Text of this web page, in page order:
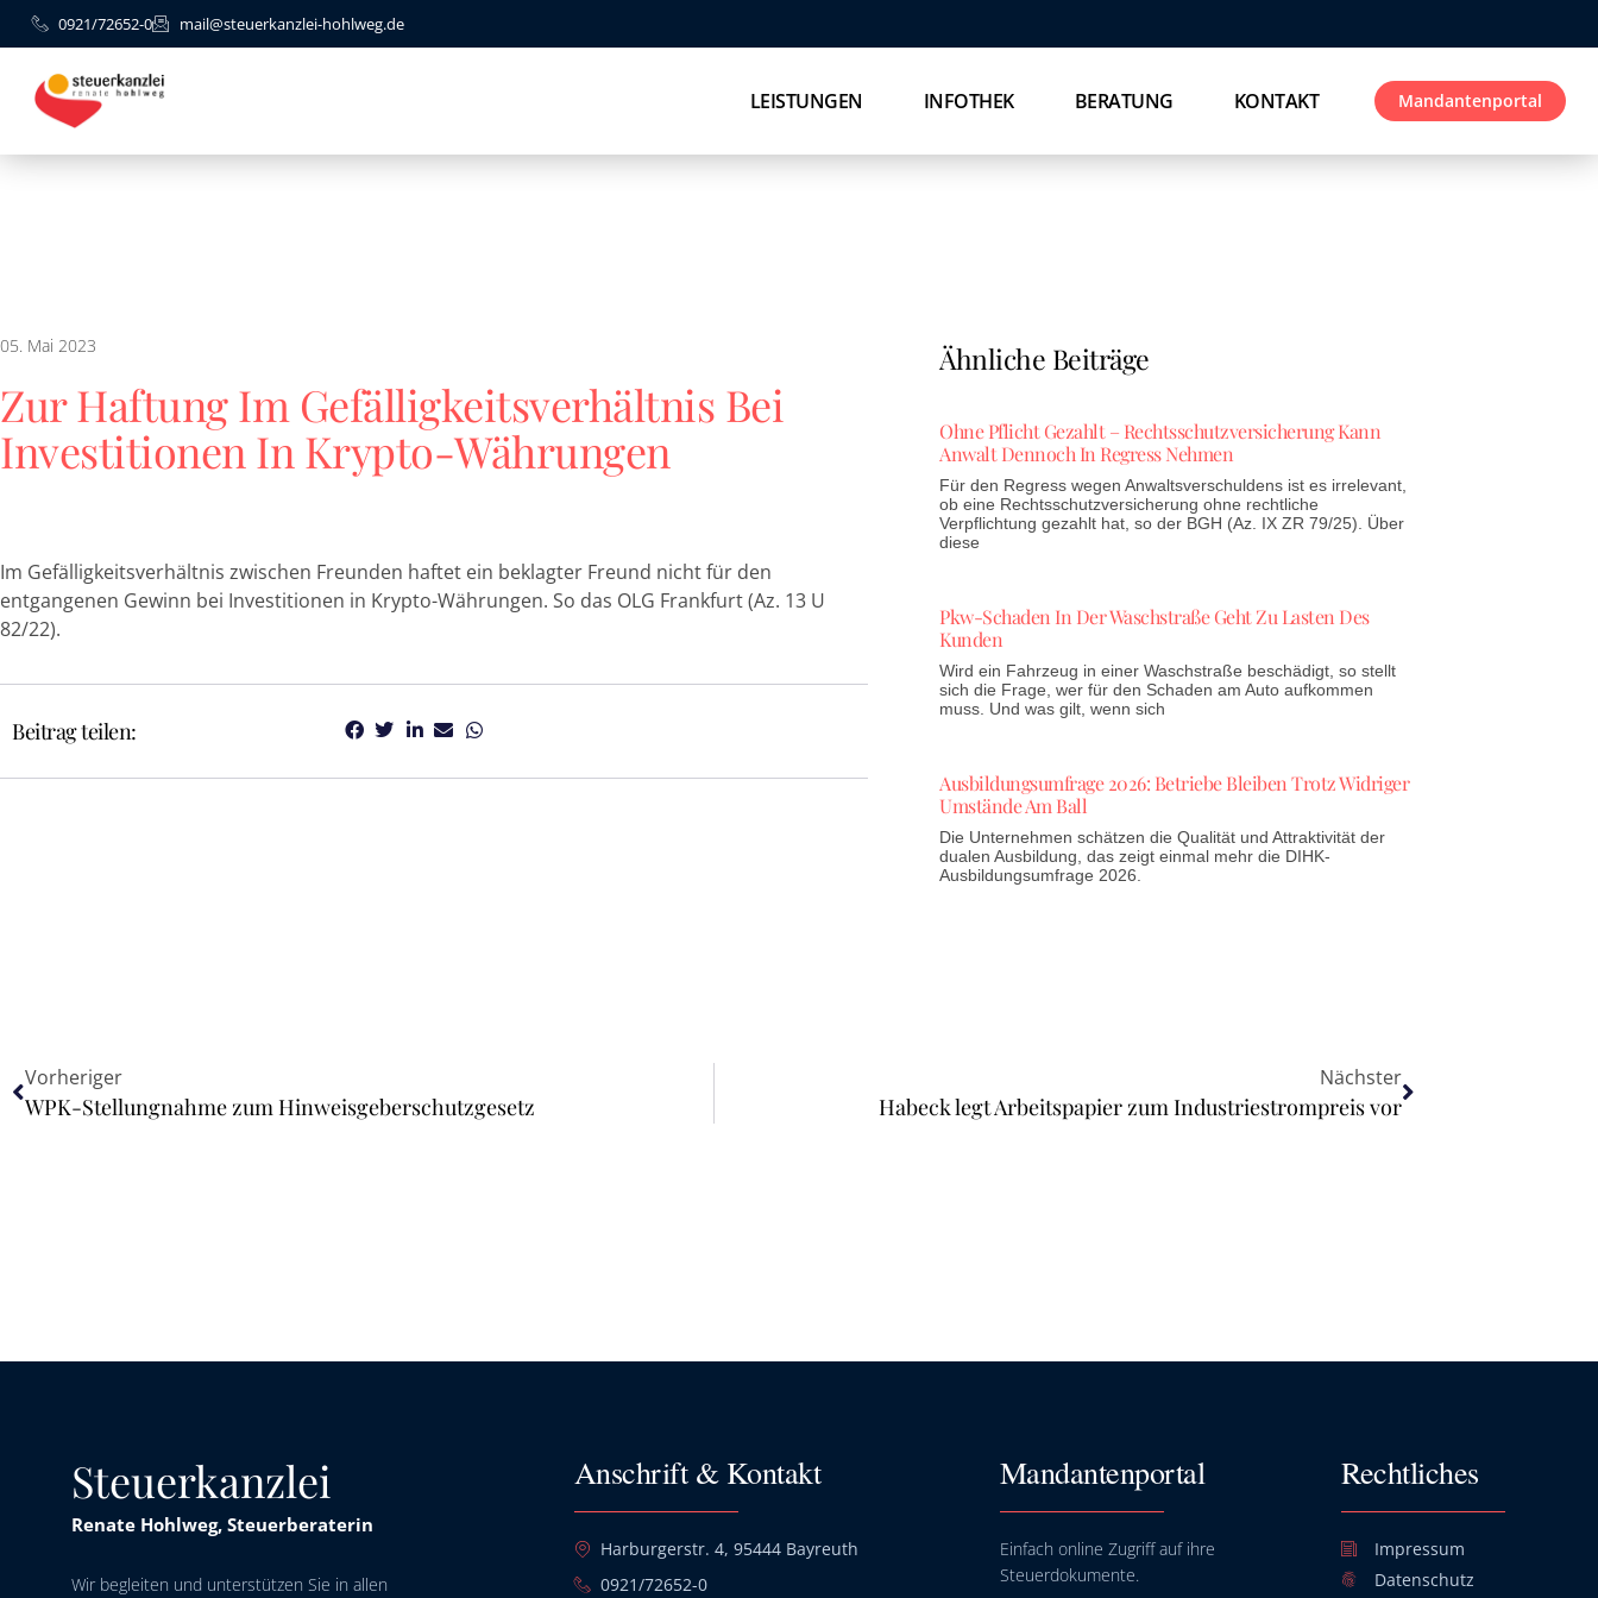
0921/72652-0 mail@steuerkanzlei-hohlweg.de
LEISTUNGEN INFOTHEK BERATUNG KONTAKT Mandantenportal
05. Mai 2023
Zur Haftung Im Gefälligkeitsverhältnis Bei
Investitionen In Krypto-Währungen
Im Gefälligkeitsverhältnis zwischen Freunden haftet ein beklagter Freund nicht für den
entgangenen Gewinn bei Investitionen in Krypto-Währungen. So das OLG Frankfurt (Az. 13 U
82/22).
Beitrag teilen:
Ähnliche Beiträge
Ohne Pflicht Gezahlt – Rechtsschutzversicherung Kann
Anwalt Dennoch In Regress Nehmen
Für den Regress wegen Anwaltsverschuldens ist es irrelevant,
ob eine Rechtsschutzversicherung ohne rechtliche
Verpflichtung gezahlt hat, so der BGH (Az. IX ZR 79/25). Über
diese
Pkw-Schaden In Der Waschstraße Geht Zu Lasten Des
Kunden
Wird ein Fahrzeug in einer Waschstraße beschädigt, so stellt
sich die Frage, wer für den Schaden am Auto aufkommen
muss. Und was gilt, wenn sich
Ausbildungsumfrage 2026: Betriebe Bleiben Trotz Widriger
Umstände Am Ball
Die Unternehmen schätzen die Qualität und Attraktivität der
dualen Ausbildung, das zeigt einmal mehr die DIHK-
Ausbildungsumfrage 2026.
Vorheriger
WPK-Stellungnahme zum Hinweisgeberschutzgesetz
Nächster
Habeck legt Arbeitspapier zum Industriestrompreis vor
Steuerkanzlei
Renate Hohlweg, Steuerberaterin
Wir begleiten und unterstützen Sie in allen
Anschrift & Kontakt
Harburgerstr. 4, 95444 Bayreuth
0921/72652-0
Mandantenportal
Einfach online Zugriff auf ihre
Steuerdokumente.
Rechtliches
Impressum
Datenschutz